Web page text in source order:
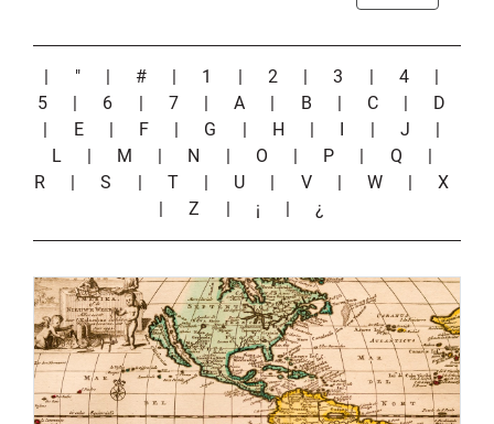
| " | # | 1 | 2 |3 | 4
|
5
| 6 | 7 |A | B | C | D
| E | F | G | H | I | J
|
L
| M | N | O | P | Q
|
R
|S | T | U | V |W |X
|Z | ¡ |¿